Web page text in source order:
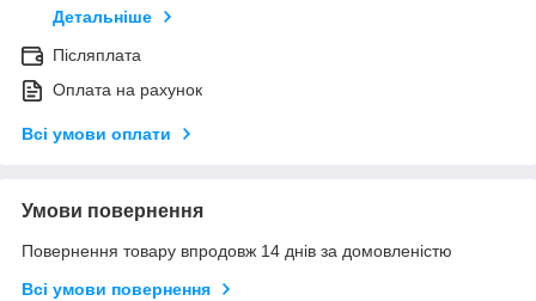
Детальніше
Післяплата
Оплата на рахунок
Всі умови оплати
Умови повернення
Повернення товару впродовж 14 днів за домовленістю
Всі умови повернення